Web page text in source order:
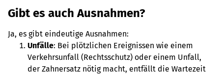
Gibt es auch Ausnahmen?
Ja, es gibt eindeutige Ausnahmen:
Unfälle: Bei plötzlichen Ereignissen wie einem
Verkehrsunfall (Rechtsschutz) oder einem Unfall,
der Zahnersatz nötig macht, entfällt die Wartezeit